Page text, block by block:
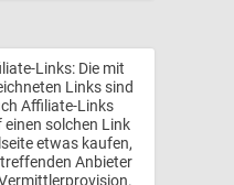
Links: Die mit
Links sind
Affiliate-Links
solchen Link
etwas kaufen,
Anbieter